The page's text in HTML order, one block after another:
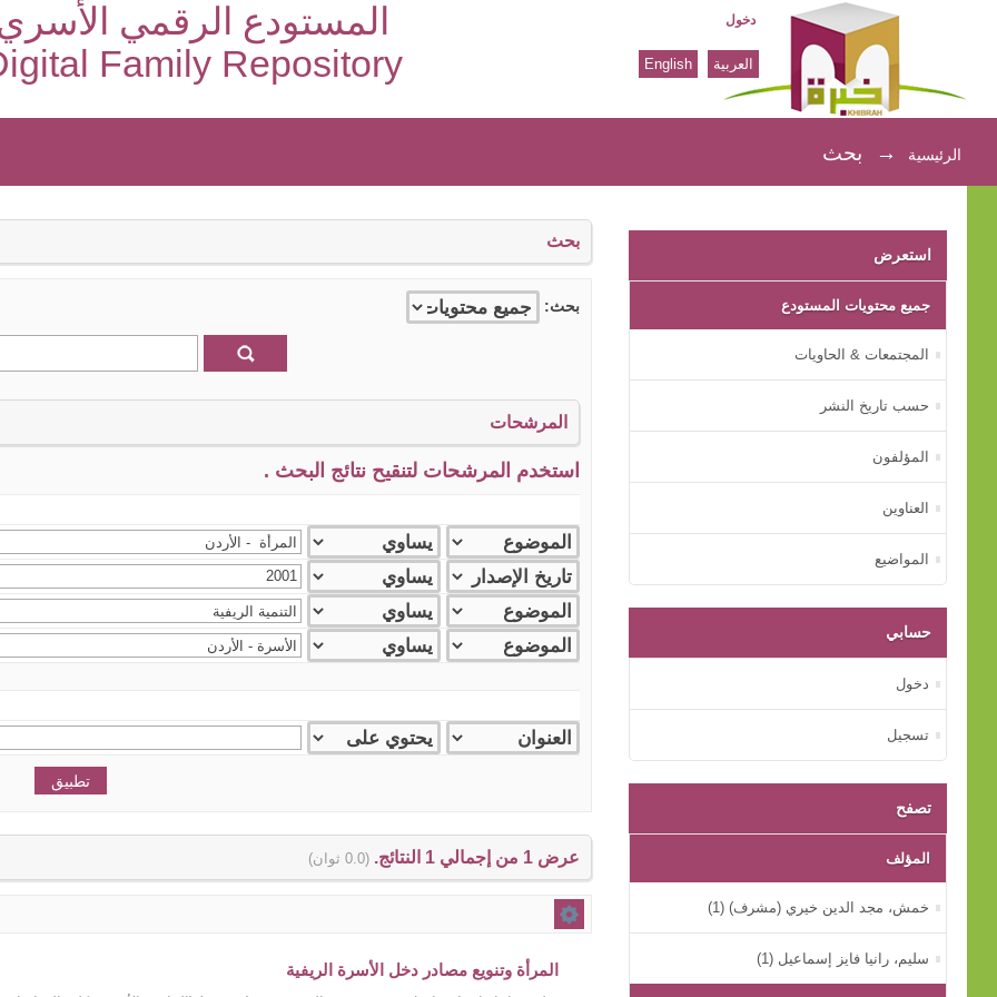
المستودع الرقمي
Family Repository
بحث
دخول
العربية English
الرئيسية → بحث
بحث
بحث:
المرشحات
استخدم المرشحات لتنقيح نتائج البحث .
عرض 1 من إجمالي 1 النتائج. (0.0 ثوان)
المرأة وتنويع مصادر دخل الأسرة الريفية
استعرض
جميع محتويات المستودع
المجتمعات & الحاويات
حسب تاريخ النشر
المؤلفون
العناوين
المواضيع
حسابي
دخول
تسجيل
تصفح
المؤلف
خمش، مجد الدين خيري (مشرف) (1)
سليم، رانيا فايز إسماعيل (1)